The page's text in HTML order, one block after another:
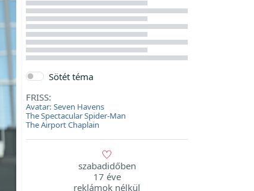
Sötét téma
FRISS:
Avatar: Seven Havens
The Spectacular Spider-Man
The Airport Chaplain
szabadidőben
17 éve
reklámok nélkül